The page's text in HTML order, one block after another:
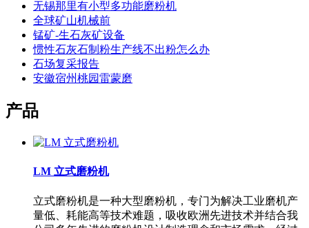
无锡那里有小型多功能磨粉机
全球矿山机械前
锰矿-生石灰矿设备
惯性石灰石制粉生产线不出粉怎么办
石场复采报告
安徽宿州桃园雷蒙磨
产品
LM 立式磨粉机
立式磨粉机是一种大型磨粉机，专门为解决工业磨机产
量低、耗能高等技术难题，吸收欧洲先进技术并结合我